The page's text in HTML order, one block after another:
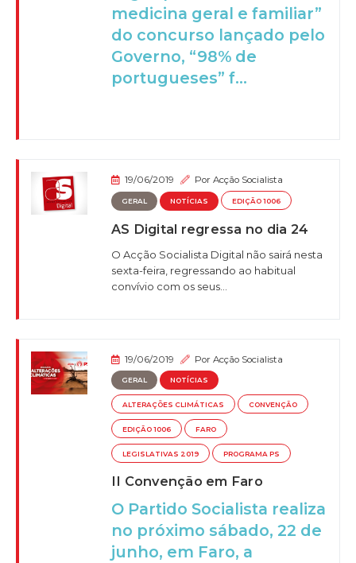
medicina geral e familiar”
do concurso lançado pelo
Governo, “98% de
portugueses” f...
19/06/2019 PorAcção Socialista
GERAL NOTÍCIAS EDIÇÃO 1006
AS Digital regressa no dia 24
O Acção Socialista Digital não sairá nesta
sexta-feira, regressando ao habitual
convívio com os seus...
19/06/2019 PorAcção Socialista
GERAL NOTÍCIAS
ALTERAÇÕES CLIMÁTICAS CONVENÇÃO
EDIÇÃO 1006 FARO
LEGISLATIVAS 2019 PROGRAMA PS
II Convenção em Faro
O Partido Socialista realiza
no próximo sábado, 22 de
junho, em Faro, a